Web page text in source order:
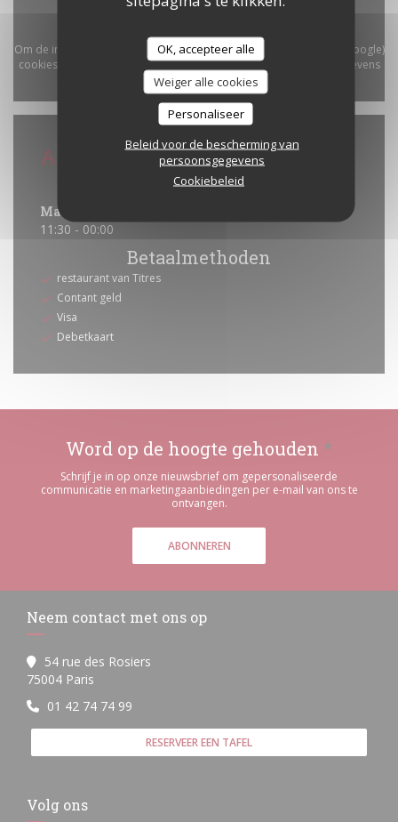
OK, accepteer alle
Weiger alle cookies
Personaliseer
Beleid voor de bescherming van
persoonsgegevens
Cookiebeleid
Om de interactieve Waze-kaart weer te geven, moet u Waze Map (Google)
cookies accepteren. Deze cookies kunnen navigatie- en locatiegegevens
verzamelen. Toestaan
Algemene informatie
Openingstijden
Maa
11:30 - 00:00
Betaalmethoden
restaurant van Titres
Contant geld
Visa
Debetkaart
Word op de hoogte gehouden *
Schrijf je in op onze nieuwsbrief om gepersonaliseerde
communicatie en marketingaanbiedingen per e-mail van ons te
ontvangen.
ABONNEREN
Neem contact met ons op
54 rue des Rosiers
75004 Paris
01 42 74 74 99
RESERVEER EEN TAFEL
Volg ons